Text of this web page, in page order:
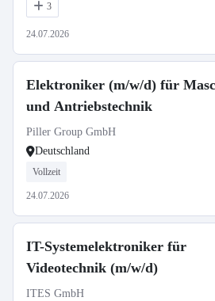
3
24.07.2026
Elektroniker (m/w/d) für
und Antriebstechnik
Piller Group GmbH
Deutschland
Vollzeit
24.07.2026
IT-Systemelektroniker für
Videotechnik (m/w/d)
ITES GmbH